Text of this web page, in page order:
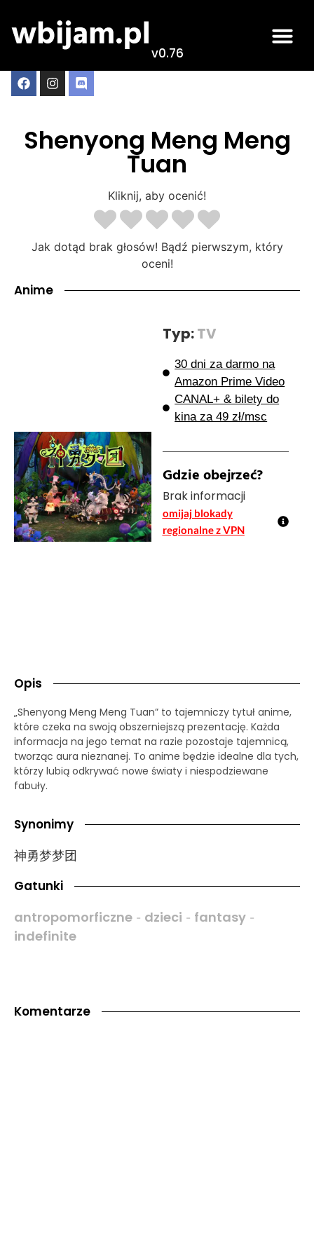
v0.76
Shenyong Meng Meng
Tuan
Kliknij, aby ocenić!
Jak dotąd brak głosów! Bądź pierwszym, który
oceni!
Anime
Typ:TV
30 dni za darmo na
Amazon Prime Video
CANAL+ & bilety do
kina za 49 zł/msc
Gdzie obejrzeć?
Brak informacji
omijaj blokady
regionalne z VPN
Opis
„Shenyong Meng Meng Tuan” to tajemniczy tytuł anime,
które czeka na swoją obszerniejszą prezentację. Każda
informacja na jego temat na razie pozostaje tajemnicą,
tworząc aura nieznanej. To anime będzie idealne dla tych,
którzy lubią odkrywać nowe światy i niespodziewane
fabuły.
Synonimy
神勇梦梦团
Gatunki
antropomorficzne - dzieci - fantasy -
indefinite
Komentarze